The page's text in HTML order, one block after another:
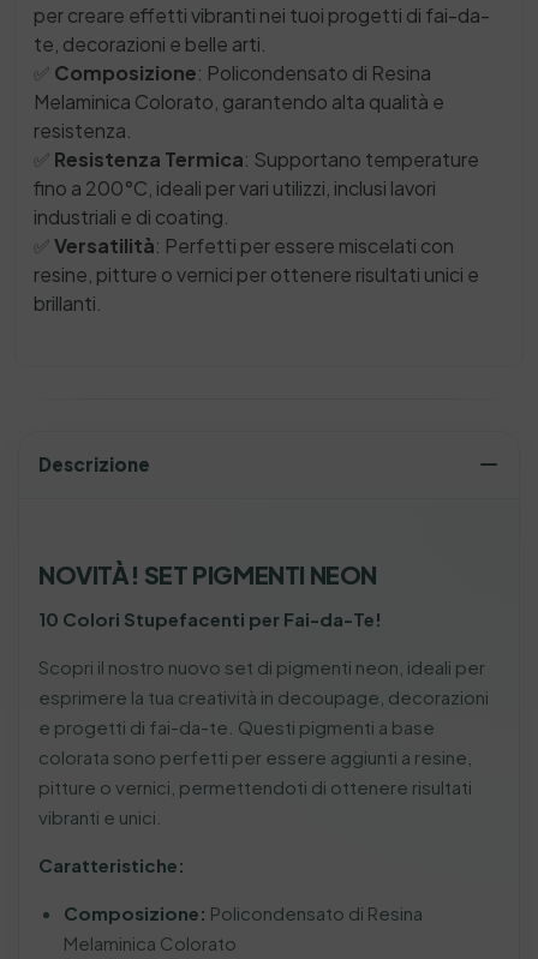
Resina
quantità
per creare effetti vibranti nei tuoi progetti di fai-da-
te, decorazioni e belle arti.
✅ Composizione: Policondensato di Resina
Melaminica Colorato, garantendo alta qualità e
resistenza.
✅ Resistenza Termica: Supportano temperature
fino a 200°C, ideali per vari utilizzi, inclusi lavori
industriali e di coating.
✅Versatilità: Perfetti per essere miscelati con
resine, pitture o vernici per ottenere risultati unici e
brillanti.
Descrizione
NOVITÀ! SET PIGMENTI NEON
10 Colori Stupefacenti per Fai-da-Te!
Scopri il nostro nuovo set di pigmenti neon, ideali per
esprimere la tua creatività in decoupage, decorazioni
e progetti di fai-da-te. Questi pigmenti a base
colorata sono perfetti per essere aggiunti a resine,
pitture o vernici, permettendoti di ottenere risultati
vibranti e unici.
Caratteristiche:
Composizione: Policondensato di Resina
Melaminica Colorato